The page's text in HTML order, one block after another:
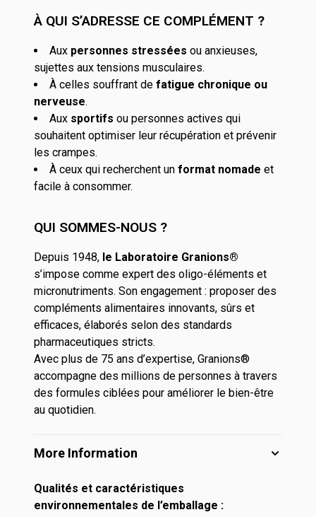
À QUI S’ADRESSE CE COMPLÉMENT ?
Aux personnes stressées ou anxieuses,
sujettes aux tensions musculaires.
À celles souffrant de fatigue chronique ou
nerveuse.
Aux sportifs ou personnes actives qui
souhaitent optimiser leur récupération et prévenir
les crampes.
À ceux qui recherchent un format nomade et
facile à consommer.
QUI SOMMES-NOUS ?
Depuis 1948, le Laboratoire Granions®
s’impose comme expert des oligo-éléments et
micronutriments. Son engagement : proposer des
compléments alimentaires innovants, sûrs et
efficaces, élaborés selon des standards
pharmaceutiques stricts.
Avec plus de 75 ans d’expertise, Granions®
accompagne des millions de personnes à travers
des formules ciblées pour améliorer le bien-être
au quotidien.
More Information
Qualités et caractéristiques
environnementales de l’emballage :